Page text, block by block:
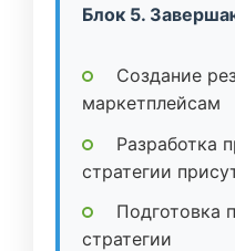
Блок 5.
Создание
маркетплейсам
Разработка
стратегии
Подготовка
стратегии